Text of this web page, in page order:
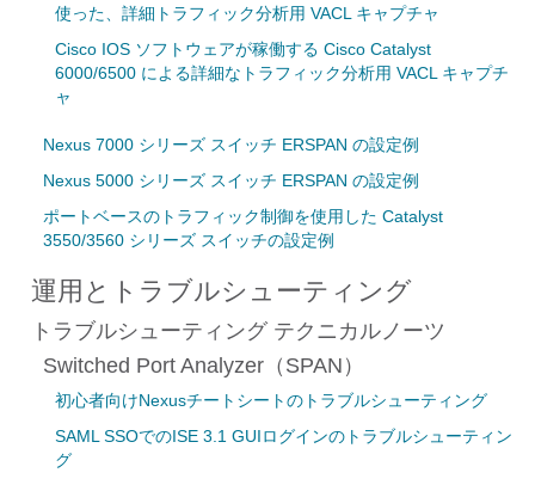
使った、詳細トラフィック分析用 VACL キャプチャ
Cisco IOS ソフトウェアが稼働する Cisco Catalyst
6000/6500 による詳細なトラフィック分析用 VACL キャプチ
ャ
Nexus 7000 シリーズ スイッチ ERSPAN の設定例
Nexus 5000 シリーズ スイッチ ERSPAN の設定例
ポートベースのトラフィック制御を使用した Catalyst
3550/3560 シリーズ スイッチの設定例
運用とトラブルシューティング
トラブルシューティング テクニカルノーツ
Switched Port Analyzer（SPAN）
初心者向けNexusチートシートのトラブルシューティング
SAML SSOでのISE 3.1 GUIログインのトラブルシューティン
グ